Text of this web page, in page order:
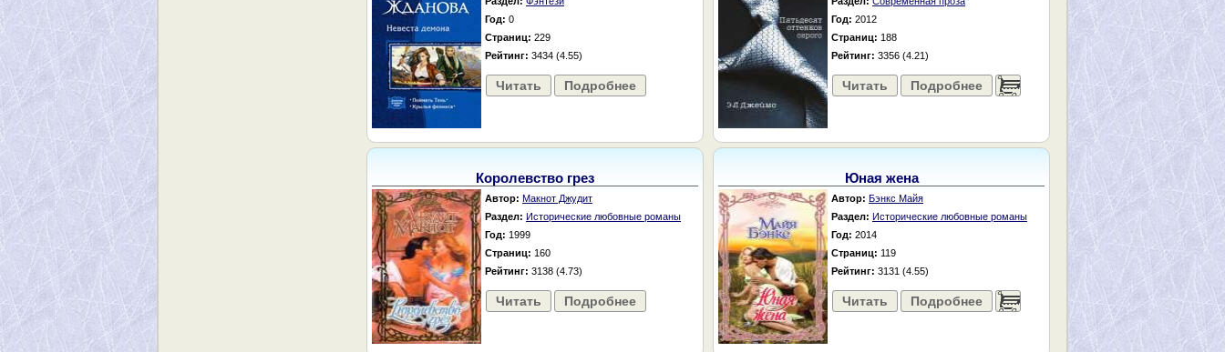
Год: 0
Страниц: 229
Рейтинг: 3434 (4.55)
Читать Подробнее
Год: 2012
Страниц: 188
Рейтинг: 3356 (4.21)
Читать Подробнее ......
Королевство грез
Автор: Макнот Джудит
Раздел: Исторические любовные романы
Год: 1999
Страниц: 160
Рейтинг: 3138 (4.73)
Читать Подробнее
Юная жена
Автор: Бэнкс Майя
Раздел: Исторические любовные романы
Год: 2014
Страниц: 119
Рейтинг: 3131 (4.55)
Читать Подробнее ......